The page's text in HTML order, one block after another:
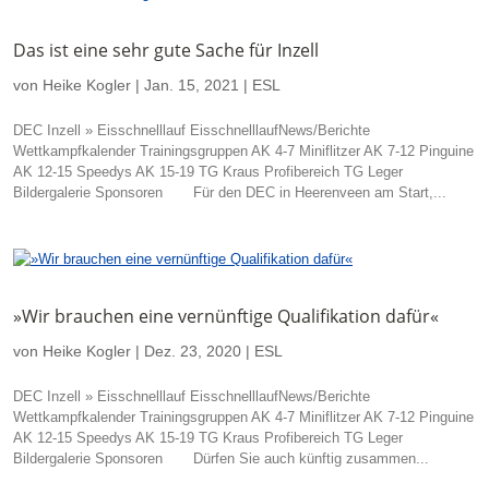
Das ist eine sehr gute Sache für Inzell
von Heike Kogler | Jan. 15, 2021 | ESL
DEC Inzell » Eisschnelllauf EisschnelllaufNews/Berichte
Wettkampfkalender Trainingsgruppen AK 4-7 Miniflitzer AK 7-12 Pinguine
AK 12-15 Speedys AK 15-19 TG Kraus Profibereich TG Leger
Bildergalerie Sponsoren Für den DEC in Heerenveen am Start,...
»Wir brauchen eine vernünftige Qualifikation dafür«
von Heike Kogler | Dez. 23, 2020 | ESL
DEC Inzell » Eisschnelllauf EisschnelllaufNews/Berichte
Wettkampfkalender Trainingsgruppen AK 4-7 Miniflitzer AK 7-12 Pinguine
AK 12-15 Speedys AK 15-19 TG Kraus Profibereich TG Leger
Bildergalerie Sponsoren Dürfen Sie auch künftig zusammen...